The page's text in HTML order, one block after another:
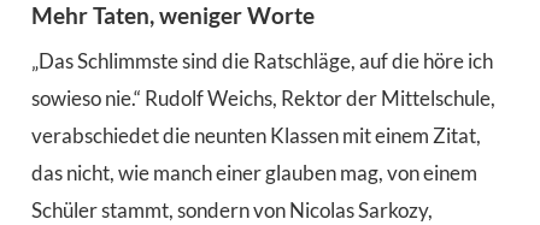
Mehr Taten, weniger Worte
„Das Schlimmste sind die Ratschläge, auf die höre ich
sowieso nie.“ Rudolf Weichs, Rektor der Mittelschule,
verabschiedet die neunten Klassen mit einem Zitat,
das nicht, wie manch einer glauben mag, von einem
Schüler stammt, sondern von Nicolas Sarkozy,